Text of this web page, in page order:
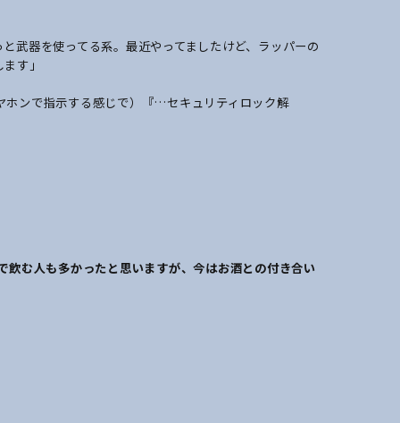
武器を使ってる系。最近やってましたけど、ラッパーの
す」
ホンで指示する感じで）『…セキュリティロック解
む人も多かったと思いますが、今はお酒との付き合い